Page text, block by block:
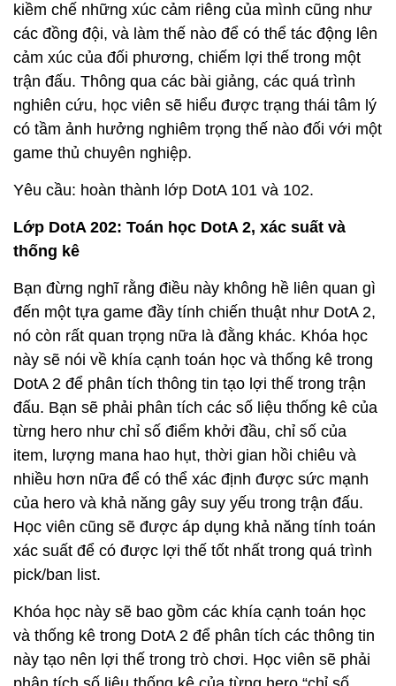
kiềm chế những xúc cảm riêng của mình cũng như
các đồng đội, và làm thế nào để có thể tác động lên
cảm xúc của đối phương, chiếm lợi thế trong một
trận đấu. Thông qua các bài giảng, các quá trình
nghiên cứu, học viên sẽ hiểu được trạng thái tâm lý
có tầm ảnh hưởng nghiêm trọng thế nào đối với một
game thủ chuyên nghiệp.
Yêu cầu: hoàn thành lớp DotA 101 và 102.
Lớp DotA 202: Toán học DotA 2, xác suất và
thống kê
Bạn đừng nghĩ rằng điều này không hề liên quan gì
đến một tựa game đầy tính chiến thuật như DotA 2,
nó còn rất quan trọng nữa là đằng khác. Khóa học
này sẽ nói về khía cạnh toán học và thống kê trong
DotA 2 để phân tích thông tin tạo lợi thế trong trận
đấu. Bạn sẽ phải phân tích các số liệu thống kê của
từng hero như chỉ số điểm khởi đầu, chỉ số của
item, lượng mana hao hụt, thời gian hồi chiêu và
nhiều hơn nữa để có thể xác định được sức mạnh
của hero và khả năng gây suy yếu trong trận đấu.
Học viên cũng sẽ được áp dụng khả năng tính toán
xác suất để có được lợi thế tốt nhất trong quá trình
pick/ban list.
Khóa học này sẽ bao gồm các khía cạnh toán học
và thống kê trong DotA 2 để phân tích các thông tin
này tạo nên lợi thế trong trò chơi. Học viên sẽ phải